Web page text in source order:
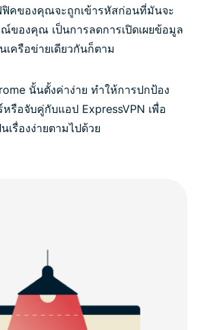
คของคุณจะถูกเข้ารหัสก่อนที่มันจะ
ของคุณ เป็นการลดการเปิดเผยข้อมูล
ครือข่ายเดียวกันก็ตาม
นั้นตั้งค่าง่าย ทำให้การปกป้อง
รือจับคู่กับแอป ExpressVPN เพื่อ
รื่องง่ายตามไปด้วย